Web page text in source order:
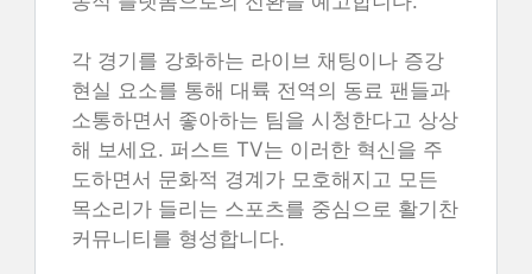
각 경기를 강화하는 라이브 채팅이나 증강
현실 요소를 통해 대륙 전역의 동료 팬들과
소통하면서 좋아하는 팀을 시청한다고 상상
해 보세요. 퍼스트 TV는 이러한 혁신을 주
도하면서 문화적 경계가 모호해지고 모든
목소리가 들리는 스포츠를 중심으로 활기찬
커뮤니티를 형성합니다.